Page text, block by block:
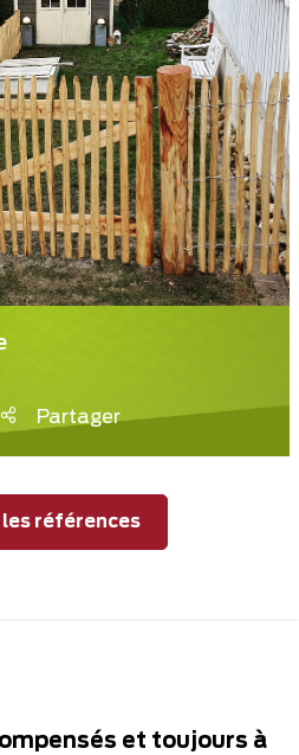
Partager
références
et toujours à